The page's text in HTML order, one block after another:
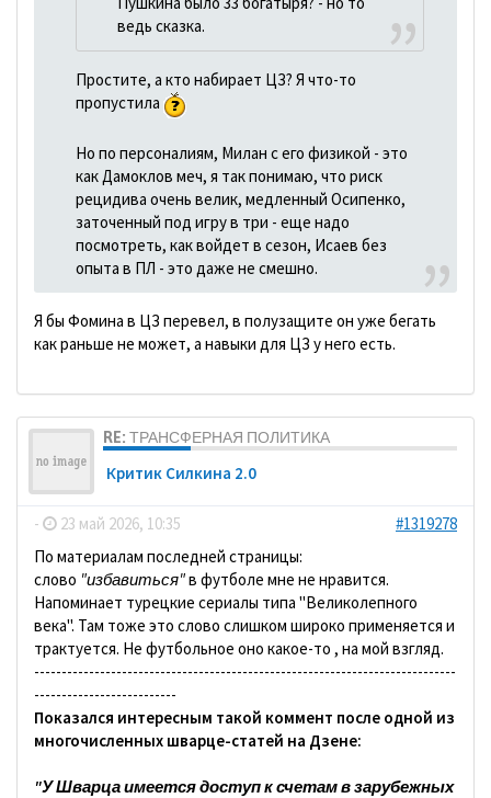
ведь сказка.
Простите, а кто набирает ЦЗ? Я что-то
пропустила
Но по персоналиям, Милан с его физикой - это
как Дамоклов меч, я так понимаю, что риск
рецидива очень велик, медленный Осипенко,
заточенный под игру в три - еще надо
посмотреть, как войдет в сезон, Исаев без
опыта в ПЛ - это даже не смешно.
Я бы Фомина в ЦЗ перевел, в полузащите он уже бегать
как раньше не может, а навыки для ЦЗ у него есть.
RE: ТРАНСФЕРНАЯ ПОЛИТИКА
Критик Силкина 2.0
- 23 май 2026, 10:35
#1319278
По материалам последней страницы:
слово "избавиться"в футболе мне не нравится.
Напоминает турецкие сериалы типа "Великолепного
века". Там тоже это слово слишком широко применяется и
трактуется. Не футбольное оно какое-то , на мой взгляд.
-----------------------------------------------------------------------------
--------------------------
Показался интересным такой коммент после одной из
многочисленных шварце-статей на Дзене:
"У Шварца имеется доступ к счетам в зарубежных